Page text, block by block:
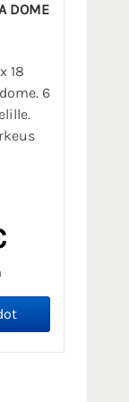
DOME
18
6